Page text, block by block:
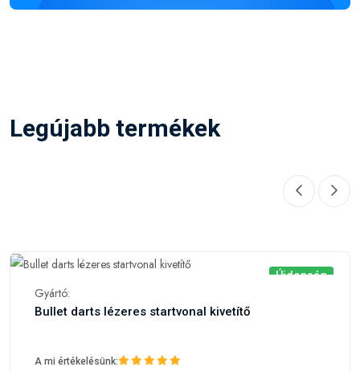
Legújabb termékek
Újdonság
Gyártó:
Bullet darts lézeres startvonal kivetítő
A mi értékelésünk: